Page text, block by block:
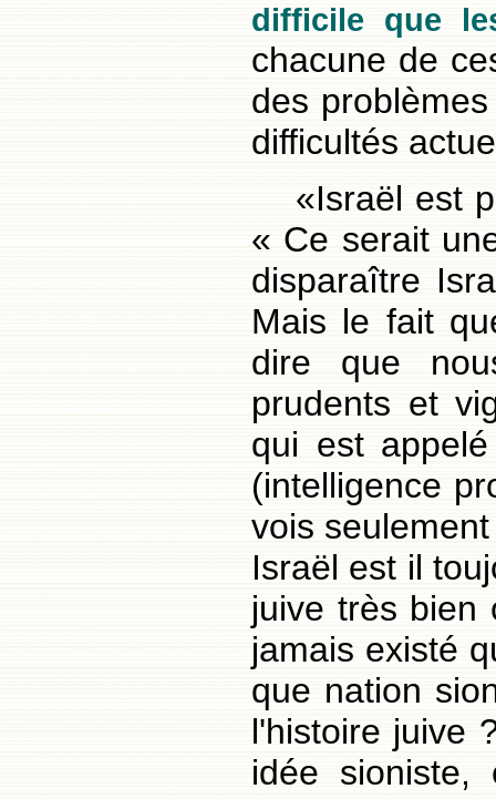
difficile que
chacune de
des
difficultés
«Israël est
« Ce serait
disparaître
Mais le fait
dire que
prudents et
qui est
(intelligence
vois
Israël est il
juive très bien
jamais existé
que nation
l'histoire juive
idée sioniste,